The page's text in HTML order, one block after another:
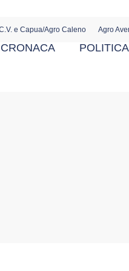
e Capua/Agro Caleno Agro
CRONACA POLITICA